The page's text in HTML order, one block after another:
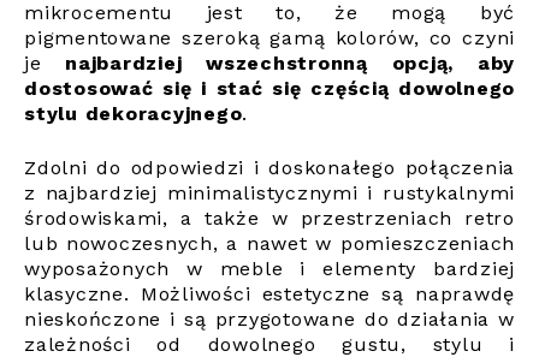
mikrocementu jest to, że mogą być
pigmentowane szeroką gamą kolorów, co czyni
je najbardziej wszechstronną opcją, aby
dostosować się i stać się częścią dowolnego
stylu dekoracyjnego.
Zdolni do odpowiedzi i doskonałego połączenia
z najbardziej minimalistycznymi i rustykalnymi
środowiskami, a także w przestrzeniach retro
lub nowoczesnych, a nawet w pomieszczeniach
wyposażonych w meble i elementy bardziej
klasyczne. Możliwości estetyczne są naprawdę
nieskończone i są przygotowane do działania w
zależności od dowolnego gustu, stylu i